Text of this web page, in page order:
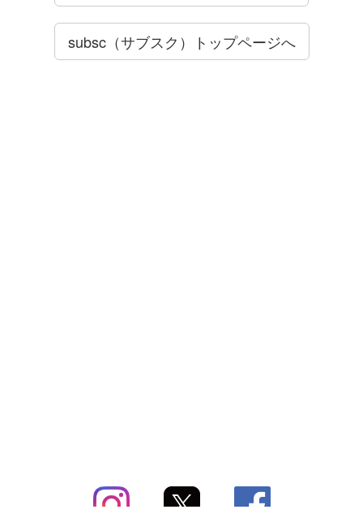
subsc（サブスク）トップページへ